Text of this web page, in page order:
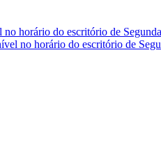
horário do escritório de
no horário do escritório de